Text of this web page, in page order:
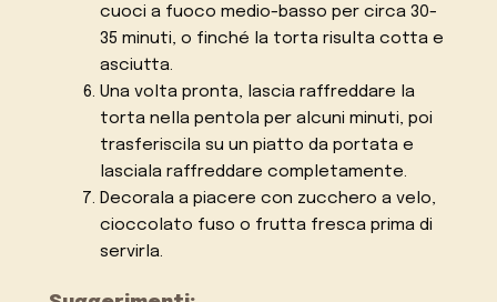
cuoci a fuoco medio-basso per circa 30-
35 minuti, o finché la torta risulta cotta e
asciutta.
Una volta pronta, lascia raffreddare la
torta nella pentola per alcuni minuti, poi
trasferiscila su un piatto da portata e
lasciala raffreddare completamente.
Decorala a piacere con zucchero a velo,
cioccolato fuso o frutta fresca prima di
servirla.